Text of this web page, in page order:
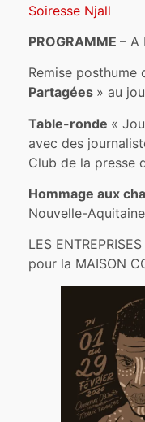
Soiresse Njall
PROGRAMME– A
Remise posthume
Partagées » au
Table-ronde «
avec des
Club de la presse
Hommage aux
Nouvelle-Aquitaine
LES
pour la MAISON